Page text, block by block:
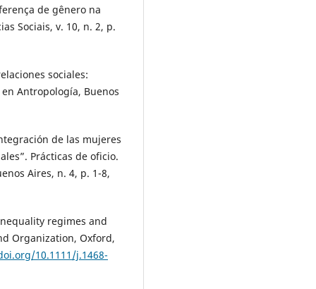
de gênero na
Sociais, v. 10, n. 2, p.
sociales:
Antropología, Buenos
de las mujeres
Prácticas de oficio.
Aires, n. 4, p. 1-8,
regimes and
Organization, Oxford,
10.1111/j.1468-